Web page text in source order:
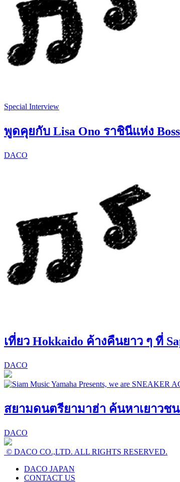
Special Interview
พูดคุยกับ Lisa Ono ราชินีแห่ง
DACO
เที่ยว Hokkaido ค้างคืนยาว ๆ ที่
DACO
สยามดนตรียามาฮ่า ค้นหาเยาวช
DACO
© DACO CO.,LTD. ALL RIGHTS RESERVED.
DACO JAPAN
CONTACT US